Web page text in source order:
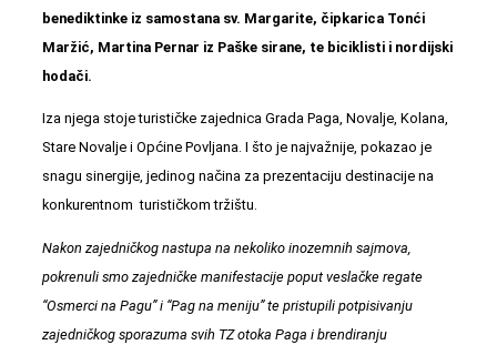
benediktinke iz samostana sv. Margarite, čipkarica Tonći
Maržić, Martina Pernar iz Paške sirane, te biciklisti i nordijski
hodači.
Iza njega stoje turističke zajednica Grada Paga, Novalje, Kolana,
Stare Novalje i Općine Povljana. I što je najvažnije, pokazao je
snagu sinergije, jedinog načina za prezentaciju destinacije na
konkurentnom turističkom tržištu.
Nakon zajedničkog nastupa na nekoliko inozemnih sajmova,
pokrenuli smo zajedničke manifestacije poput veslačke regate
“Osmerci na Pagu” i “Pag na meniju” te pristupili potpisivanju
zajedničkog sporazuma svih TZ otoka Paga i brendiranju